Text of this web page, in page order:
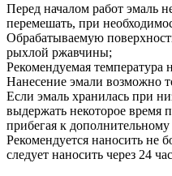
Перед началом работ эмаль
перемешать, при
Обрабатываемую
рыхлой ржавчины;
Рекомендуемая температура
Нанесение эмали возможно
Если эмаль хранилась при
выдержать некоторое время
прибегая к
Рекомендуется наносить не
следует наносить через 24